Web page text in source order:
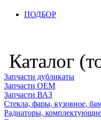
ПОДБОР
Каталог
Запчасти дубликаты
Запчасти ОЕМ
Запчасти ВАЗ
Стекла, фары, кузовное,
Радиаторы, комплектующие